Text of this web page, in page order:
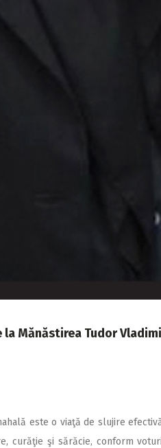
Mănăstirea Tudor
este o viaţă de slujire
curăţie şi sărăcie, conform